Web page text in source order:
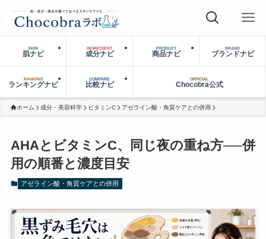
SKIN
肌ナビ
INGREDIENT
成分ナビ
PRODUCT
商品ナビ
BRAND
ブランドナビ
RANKING
ランキングナビ
COMPARE
比較ナビ
OFFICIAL
Chocobra公式
ホーム 成分・美容科学 ビタミンC アゼライン酸・角質ケアとの併用
AHAとビタミンC、同じ夜の重ね方──併
用の順番と濃度目安
アゼライン酸・角質ケアとの併用